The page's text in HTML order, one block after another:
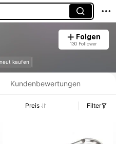
Folgen
130 Follower
kaufen
und Lagerbestandsdetails.
Kundenbewertungen
Preis Filter